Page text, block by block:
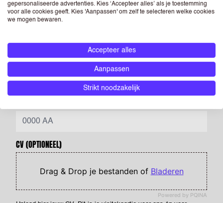
0031612345678 of 0612345678.
LAND
CV(OPTIONEEL)
Powered by PQINA
Drag & Drop je bestanden of Bladeren
gepersonaliseerde advertenties. Kies ‘Accepteer alles’ als je toestemming
voor alle cookies geeft. Kies 'Aanpassen' om zelf te selecteren welke cookies
we mogen bewaren.
Accepteer alles
Aanpassen
Strikt noodzakelijk